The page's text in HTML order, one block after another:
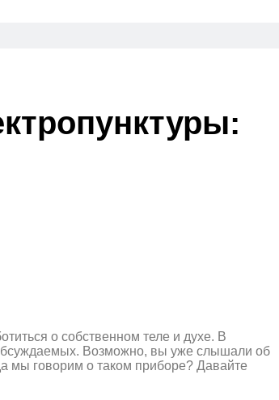
о собственном теле и духе. В
Возможно, вы уже слышали об
мы говорим о таком приборе? Давайте